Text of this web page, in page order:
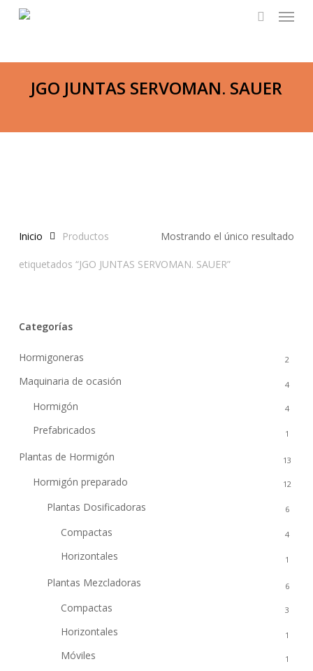
content
Menu
JGO JUNTAS SERVOMAN. SAUER
Mostrando el único resultado
Inicio Productos
etiquetados “JGO JUNTAS SERVOMAN. SAUER”
Categorías
Hormigoneras 2
Maquinaria de ocasión 4
Hormigón 4
Prefabricados 1
Plantas de Hormigón 13
Hormigón preparado 12
Plantas Dosificadoras 6
Compactas 4
Horizontales 1
Plantas Mezcladoras 6
Compactas 3
Horizontales 1
Móviles 1